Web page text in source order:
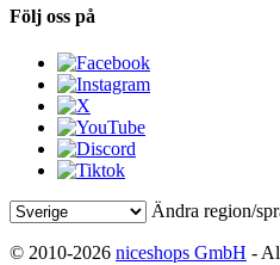
Följ oss på
Ändra region/
© 2010-2026 niceshops GmbH -